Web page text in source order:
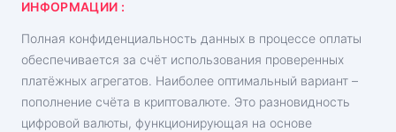
ИНФОРМАЦИИ :
Полная конфиденциальность данных в процессе оплаты
обеспечивается за счёт использования проверенных
платёжных агрегатов. Наиболее оптимальный вариант –
пополнение счёта в криптовалюте. Это разновидность
цифровой валюты, функционирующая на основе